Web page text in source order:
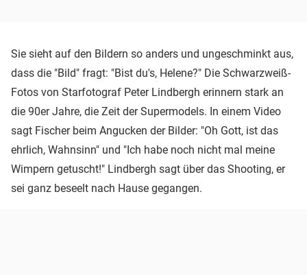
Sie sieht auf den Bildern so anders und ungeschminkt aus,
dass die "Bild" fragt: "Bist du's, Helene?" Die Schwarzweiß-
Fotos von Starfotograf Peter Lindbergh erinnern stark an
die 90er Jahre, die Zeit der Supermodels. In einem Video
sagt Fischer beim Angucken der Bilder: "Oh Gott, ist das
ehrlich, Wahnsinn" und "Ich habe noch nicht mal meine
Wimpern getuscht!" Lindbergh sagt über das Shooting, er
sei ganz beseelt nach Hause gegangen.